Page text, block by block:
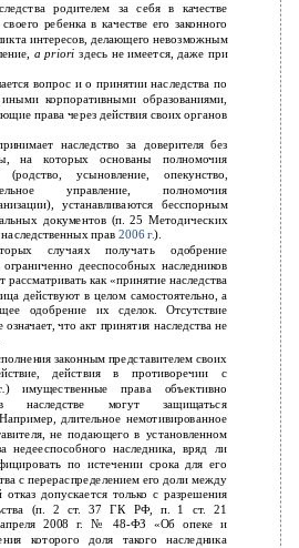
родителем за себя в качестве
ребенка в качестве его законного
интересов, делающего невозможным
a prioriздесь не имеется, даже при
вопрос и о принятии наследства по
корпоративными образованиями,
права через действия своих органов
наследство за доверителя без
на которых основаны полномочия
усыновление, опекунство,
управление, полномочия
устанавливаются бесспорным
документов (п. 25 Методических
прав 2006 г.).
случаях получать одобрение
дееспособных наследников
как «принятие наследства
действуют в целом самостоятельно, а
одобрение их сделок. Отсутствие
что акт принятия наследства не
законным представителем своих
действия в противоречии с
) имущественные права объективно
наследстве могут защищаться
длительное немотивированное
не подающего в установленном
недееспособного наследника, вряд ли
по истечении срока для его
с перераспределением его доли между
отказ допускается только с разрешения
(п. 2 ст. 37 ГК РФ, п. 1 ст. 21
апреля 2008 г. № 48-ФЗ «Об опеке и
которого доля такого наследника